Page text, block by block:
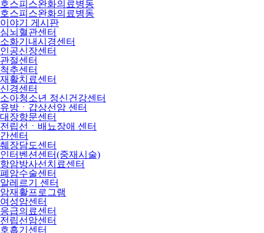
호스피스완화의료병동
호스피스완화의료병동
이야기 게시판
심뇌혈관센터
소화기내시경센터
인공신장센터
관절센터
척추센터
재활치료센터
신경센터
소아청소년 정신건강센터
유방ㆍ갑상선암 센터
대장항문센터
전립선ㆍ배뇨장애 센터
간센터
췌장담도센터
인터벤션센터(중재시술)
항암방사선치료센터
폐암수술센터
알레르기 센터
암재활프로그램
여성암센터
응급의료센터
전립선암센터
호흡기센터